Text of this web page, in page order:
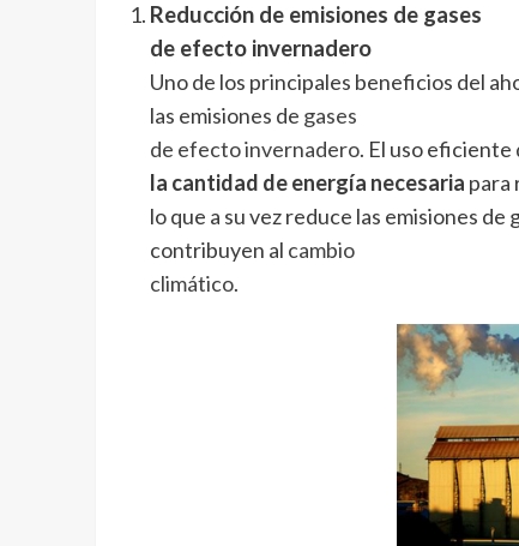
Reducción de emisiones de gases
de efecto invernadero
Uno de los principales beneficios del
las emisiones de gases
de efecto invernadero. El uso eficiente
la cantidad de energía necesaria para
lo que a su vez reduce las emisiones
contribuyen al cambio
climático.